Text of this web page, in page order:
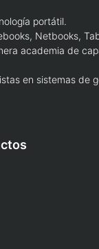
portátil.
Netbooks,
academia de
en sistemas de